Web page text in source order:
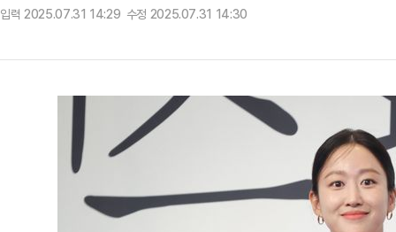
입력 2025.07.31 14:29 수정 2025.07.31 14:30